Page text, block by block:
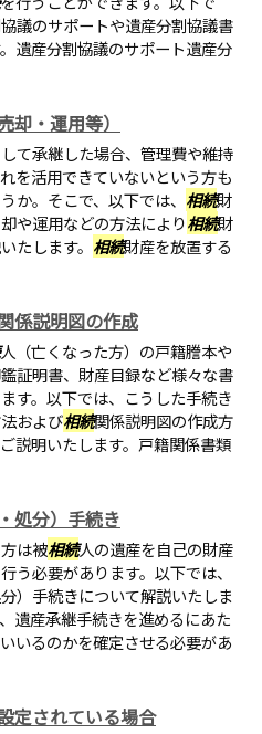
議のサポートや遺産分割協議書
遺産分割協議のサポート遺産分
却・運用等）
て承継した場合、管理費や維持
を活用できていないという方も
か。そこで、以下では、 相続財
や運用などの方法により相続財
たします。 相続財産を放置する
係説明図の作成
人（亡くなった方）の戸籍謄本や
証明書、財産目録など様々な書
す。以下では、こうした手続き
および相続関係説明図の作成方
説明いたします。戸籍関係書類
処分）手続き
は被相続人の遺産を自己の財産
う必要があります。以下では、
）手続きについて解説いたしま
遺産承継手続きを進めるにあた
いるのかを確定させる必要があ
定されている場合